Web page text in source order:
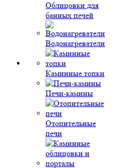
Облицовки для
банных печей
Водонагреватели
Каминные топки
Печи-камины
Отопительные
печи